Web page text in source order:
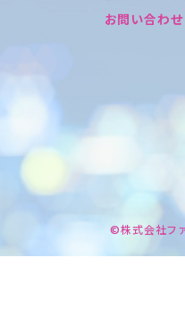
お問い合わ
©株式会社フ